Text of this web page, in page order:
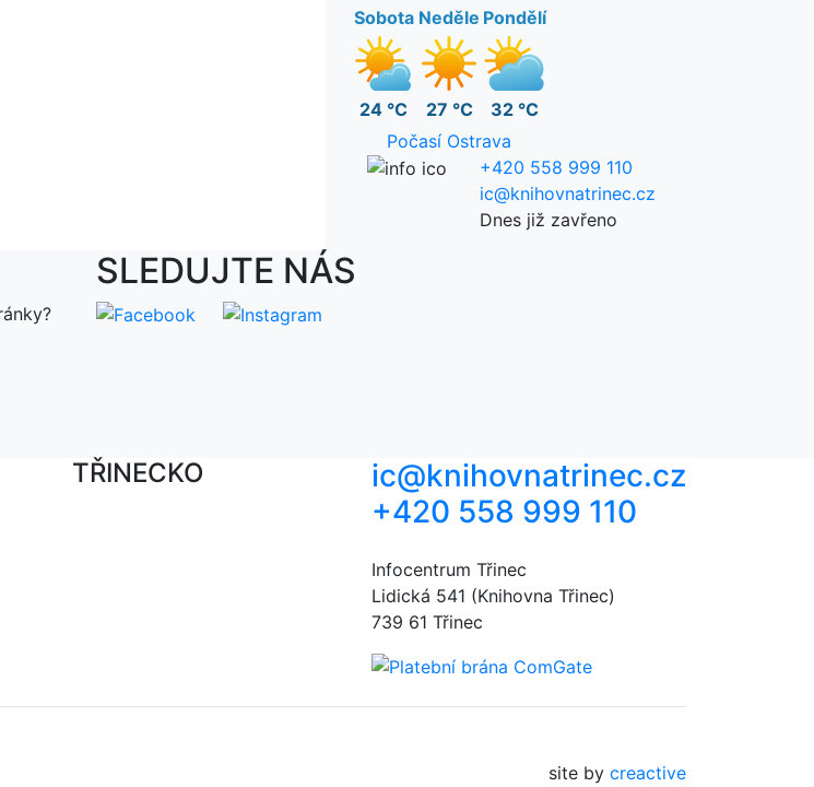
Sobota
24 °C
Neděle
27 °C
Pondělí
32 °C
Počasí Ostrava
+420 558 999 110
ic@knihovnatrinec.cz
Dnes již zavřeno
SLEDUJTE NÁS
TŘINECKO
ic@knihovnatrinec.cz
+420 558 999 110
Infocentrum Třinec
Lidická 541 (Knihovna Třinec)
739 61 Třinec
site by creactive